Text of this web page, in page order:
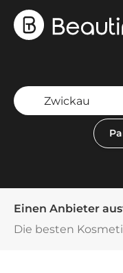
Einen Anbieter
Die besten